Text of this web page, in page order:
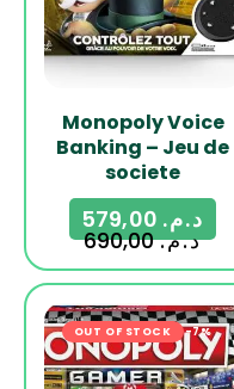
Monopoly Voice
Banking – Jeu de
societe
د.م.690,00
د.م.
OUT OF STOCK -7%